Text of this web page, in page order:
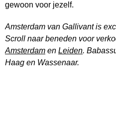
gewoon voor jezelf.
Amsterdam van Gallivant is
Scroll naar beneden voor
Amsterdam en Leiden.
Haag en Wassenaar.